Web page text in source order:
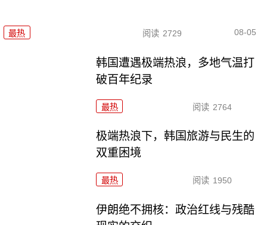
最热 阅读 2729 08-05
韩国遭遇极端热浪，多地气温打
破百年纪录
最热 阅读 2764
极端热浪下，韩国旅游与民生的
双重困境
最热 阅读 1950
伊朗绝不拥核：政治红线与残酷